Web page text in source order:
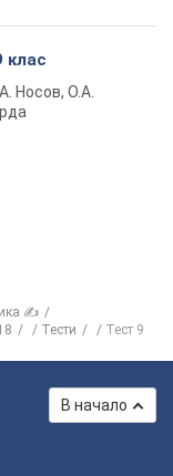
клас
Носов, О.А.
✍
Тести Тест 9
В начало